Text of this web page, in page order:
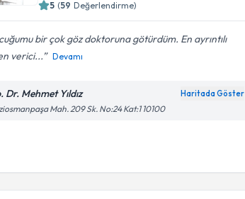
5 (59 Değerlendirme)
bir çok göz doktoruna götürdüm. En ayrıntılı
verici...
Devamı
Dr. Mehmet Yıldız Haritada Göster
Mah. 209 Sk. No:24 Kat:1 10100